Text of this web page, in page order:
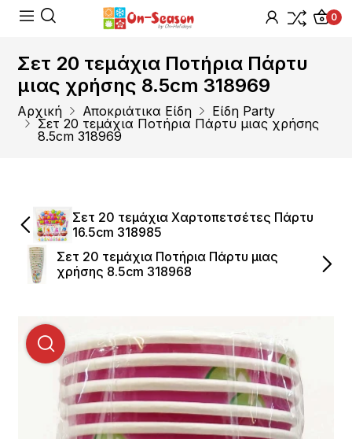
0
Σετ 20 τεμάχια Ποτήρια Πάρτυ
μιας χρήσης 8.5cm 318969
Αρχική Αποκριάτικα Είδη
Είδη Party
Σετ 20 τεμάχια Ποτήρια Πάρτυ μιας χρήσης
8.5cm 318969
Σετ 20 τεμάχια Χαρτοπετσέτες Πάρτυ
16.5cm 318985
Σετ 20 τεμάχια Ποτήρια Πάρτυ μιας
χρήσης 8.5cm 318968